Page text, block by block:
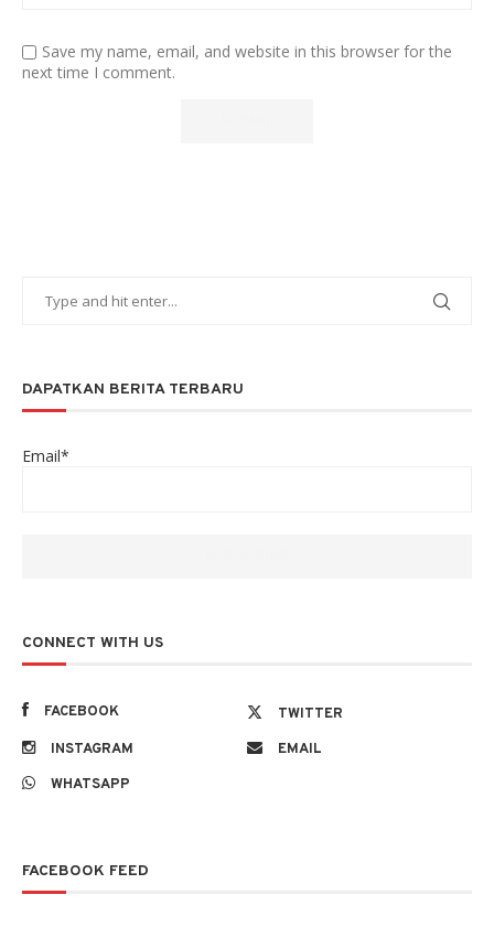
Save my name, email, and website in this browser for the
next time I comment.
DAPATKAN BERITA TERBARU
Email*
CONNECT WITH US
FACEBOOK
TWITTER
INSTAGRAM
EMAIL
WHATSAPP
FACEBOOK FEED